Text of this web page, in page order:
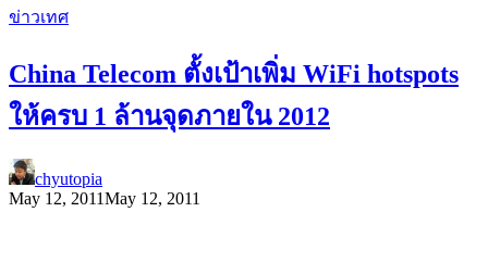
ข่าวเทศ
China Telecom ตั้งเป้าเพิ่ม WiFi hotspots
ให้ครบ 1 ล้านจุดภายใน 2012
chyutopia
May 12, 2011May 12, 2011